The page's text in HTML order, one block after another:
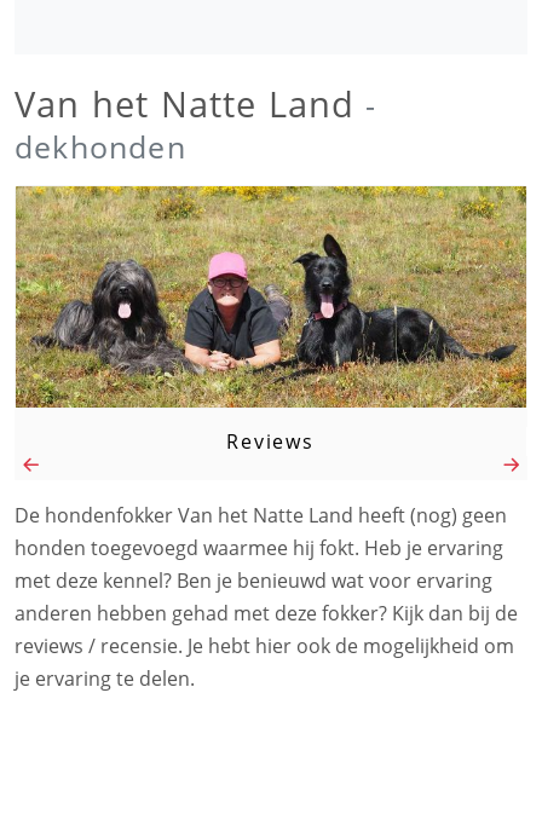
Van het Natte Land -
dekhonden
Reviews
De hondenfokker Van het Natte Land heeft (nog) geen
honden toegevoegd waarmee hij fokt. Heb je ervaring
met deze kennel? Ben je benieuwd wat voor ervaring
anderen hebben gehad met deze fokker? Kijk dan bij de
reviews / recensie. Je hebt hier ook de mogelijkheid om
je ervaring te delen.